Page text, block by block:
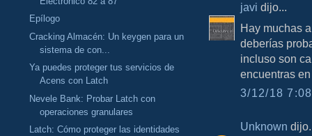
Epílogo
Cracking Almacén: Un keygen para un
sistema de con...
Ya puedes proteger tus servicios de
Acens con Latch
Nevele Bank: Probar Latch con
operaciones granulares
Latch: Cómo proteger las identidades
javi dijo...
Hay muchas
deberías
incluso son
encuentras
3/12/18
Unknown